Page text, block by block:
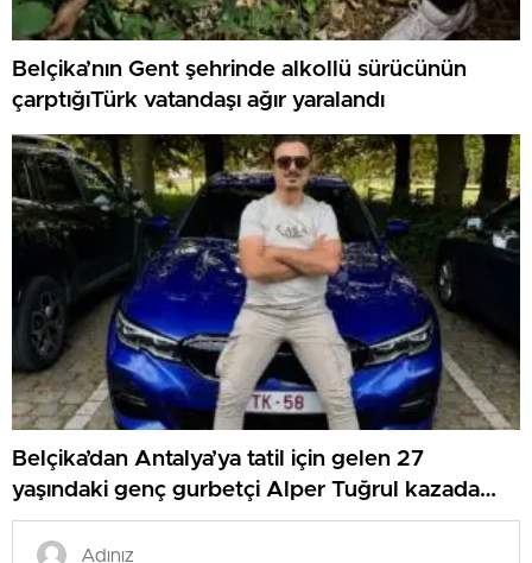
Belçika’nın Gent şehrinde alkollü sürücünün
çarptığıTürk vatandaşı ağır yaralandı
Belçika’dan Antalya’ya tatil için gelen 27
yaşındaki genç gurbetçi Alper Tuğrul kazada
hayatını kaybetti